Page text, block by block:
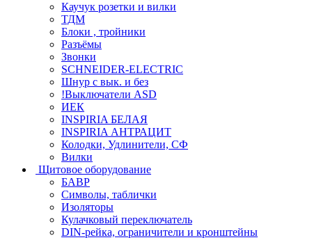
Каучук розетки и вилки
ТДМ
Блоки , тройники
Разъёмы
Звонки
SCHNEIDER-ELECTRIC
Шнур с вык. и без
!Выключатели ASD
ИЕК
INSPIRIA БЕЛАЯ
INSPIRIA АНТРАЦИТ
Колодки, Удлинители, СФ
Вилки
Щитовое оборудование
БАВР
Символы, таблички
Изоляторы
Кулачковый переключатель
DIN-рейка, ограничители и кронштейны